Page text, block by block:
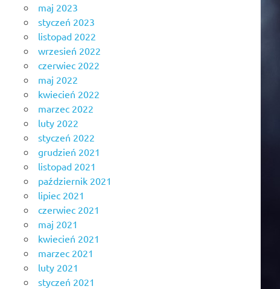
maj 2023
styczeń 2023
listopad 2022
wrzesień 2022
czerwiec 2022
maj 2022
kwiecień 2022
marzec 2022
luty 2022
styczeń 2022
grudzień 2021
listopad 2021
październik 2021
lipiec 2021
czerwiec 2021
maj 2021
kwiecień 2021
marzec 2021
luty 2021
styczeń 2021